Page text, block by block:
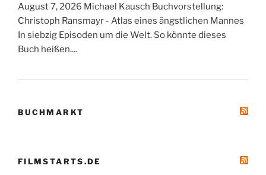
August 7, 2026 Michael Kausch Buchvorstellung:
Christoph Ransmayr - Atlas eines ängstlichen Mannes
In siebzig Episoden um die Welt. So könnte dieses
Buch heißen....
BUCHMARKT
FILMSTARTS.DE